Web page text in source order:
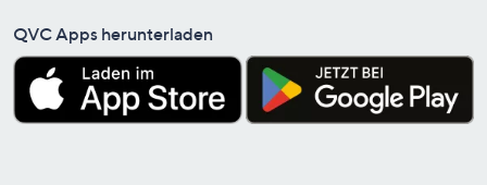
QVC Apps herunterladen